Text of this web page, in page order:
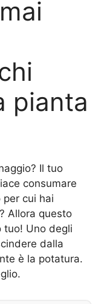
pianta
Il tuo
consumare
cui hai
Allora questo
tuo! Uno degli
dalla
è la potatura.